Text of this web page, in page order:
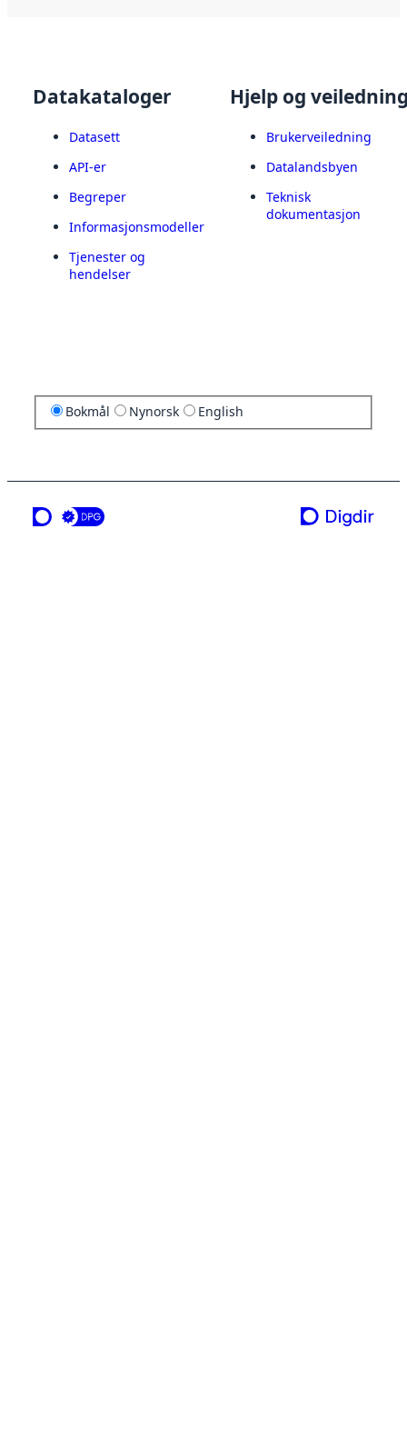
Datakataloger
Datasett
API-er
Begreper
Informasjonsmodeller
Tjenester og
hendelser
Hjelp og
Brukerveiledning
Datalandsbyen
Teknisk
dokumentasjon
Bokmål Nynorsk English